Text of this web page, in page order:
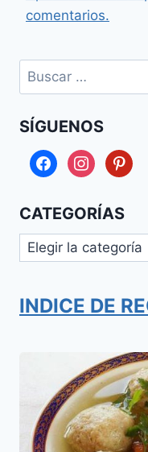
comentarios.
Buscar:
SÍGUENOS
facebookinstagram
CATEGORÍAS
Categorías
INDICE DE
Pollo
con
Kneidalaj